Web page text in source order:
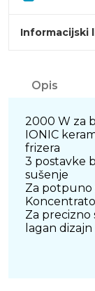
Informacijski
Opis
2000 W za
IONIC
frizera
3 postavke
sušenje
Za potpuno
Za precizno
lagan dizajn